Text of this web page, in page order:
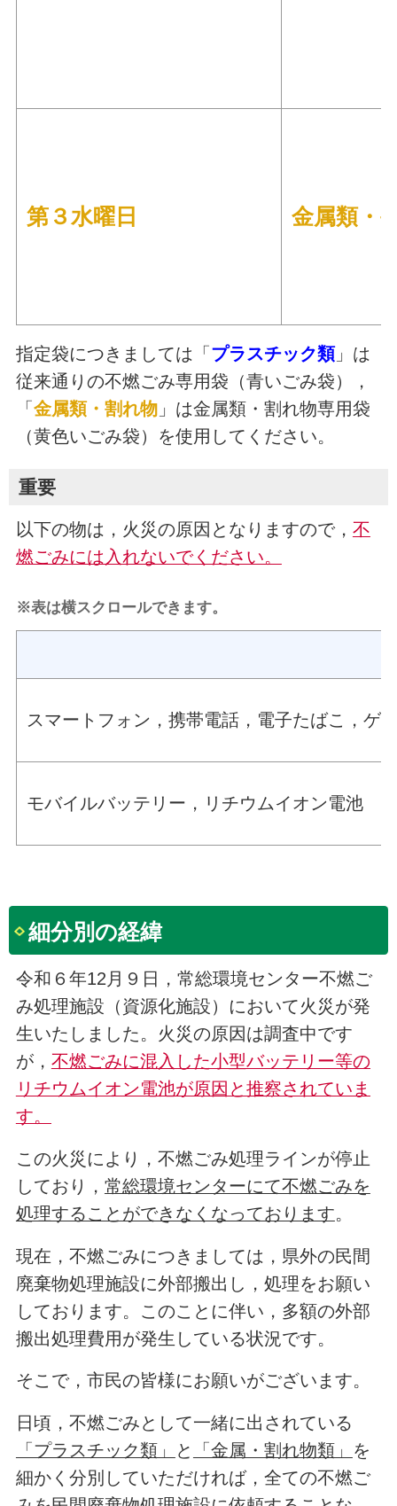
第３水曜日 金属類・
指定袋につきましては「プラスチック類」は
従来通りの不燃ごみ専用袋（青いごみ袋），
「金属類・割れ物」は金属類・割れ物専用袋
（黄色いごみ袋）を使用してください。
重要
以下の物は，火災の原因となりますので， 不
燃ごみには入れないでください。
※表は横スクロールできます。
スマートフォン，携帯電話，電子たばこ，ゲ
モバイルバッテリー，リチウムイオン電池
細分別の経緯
令和６年12月９日，常総環境センター不燃ご
み処理施設（資源化施設）において火災が発
生いたしました。火災の原因は調査中です
が， 不燃ごみに混入した小型バッテリー等の
リチウムイオン電池が原因と推察されていま
す。
この火災により，不燃ごみ処理ラインが停止
しており， 常総環境センターにて不燃ごみを
処理することができなくなっております。
現在，不燃ごみにつきましては，県外の民間
廃棄物処理施設に外部搬出し，処理をお願い
しております。このことに伴い，多額の外部
搬出処理費用が発生している状況です。
そこで，市民の皆様にお願いがございます。
日頃，不燃ごみとして一緒に出されている
「プラスチック類」
と 「金属・割れ物類」 を
細かく分別していただければ，全ての不燃ご